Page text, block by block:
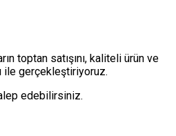
toptan satışını, kaliteli ürün ve
ile gerçekleştiriyoruz.
edebilirsiniz.